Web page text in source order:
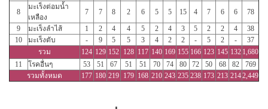
8
มะเร็งต่อมน้ำ
เหลือง
7 7 8 2 6 5 5 15 4 7 6 6
78
9
มะเร็งลำไส้ 1 2 4 4 5 2 4 3 5 2 2 4
38
10
มะเร็งตับ - 9 5 5 3 4 2 2 - 5 2 -
37
รวม
124 129 152 128 117 140 169 155 166 123 145 132 1,680
11
โรคอื่นๆ 53 51 67 51 51 70 74 80 72 50 68 82
769
รวมทั้งหมด
177 180 219 179 168 210 243 235 238 173 213 2142,449